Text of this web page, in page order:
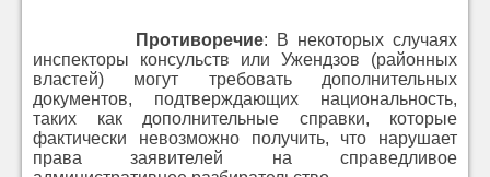
Противоречие: В некоторых случаях
инспекторы консульств или Ужендзов (районных
властей) могут требовать дополнительных
документов, подтверждающих национальность,
таких как дополнительные справки, которые
фактически невозможно получить, что нарушает
права заявителей на справедливое